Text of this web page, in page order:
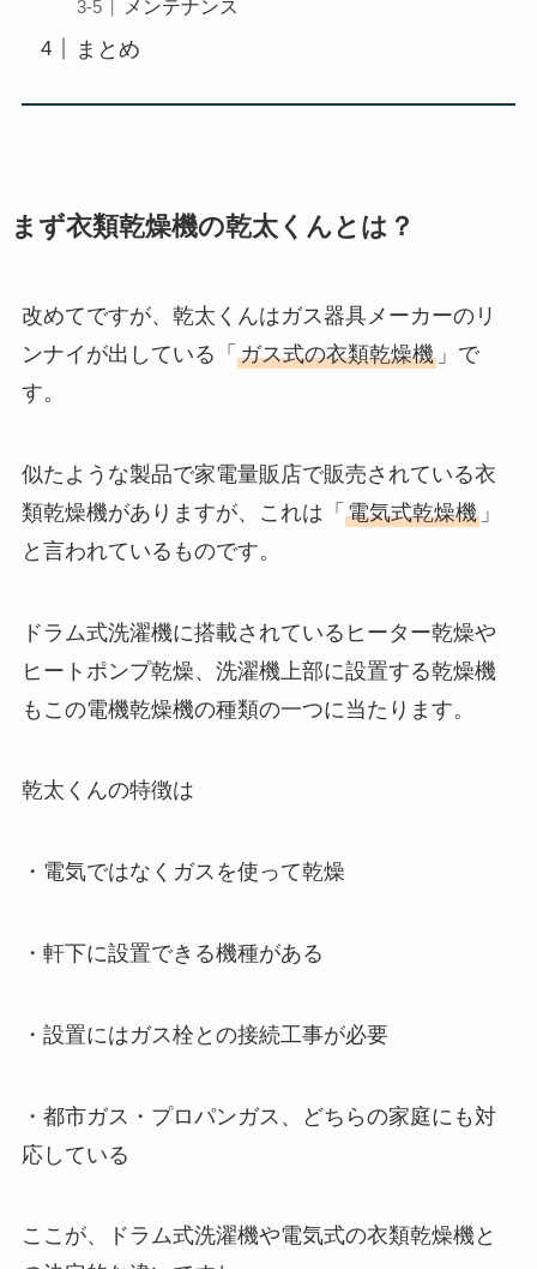
メンテナンス
まとめ
まず衣類乾燥機の乾太くんとは？
改めてですが、乾太くんはガス器具メーカーのリ
ンナイが出している「 ガス式の衣類乾燥機」で
す。
似たような製品で家電量販店で販売されている衣
類乾燥機がありますが、これは「 電気式乾燥機」
と言われているものです。
ドラム式洗濯機に搭載されているヒーター乾燥や
ヒートポンプ乾燥、洗濯機上部に設置する乾燥機
もこの電機乾燥機の種類の一つに当たります。
乾太くんの特徴は
・電気ではなくガスを使って乾燥
・軒下に設置できる機種がある
・設置にはガス栓との接続工事が必要
・都市ガス・プロパンガス、どちらの家庭にも対
応している
ここが、ドラム式洗濯機や電気式の衣類乾燥機と